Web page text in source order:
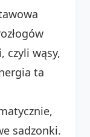
czyli wąsy,
ta
sadzonki.